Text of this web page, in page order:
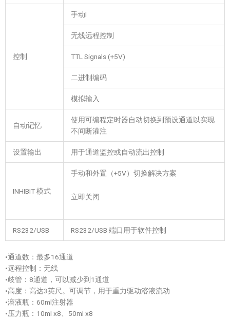
控制
手动l
无线远程控制
TTL Signals (+5V)
二进制编码
模拟输入
自动记忆
使用可编程定时器自动切换到预设通道以实现
不间断灌注
设置输出 用于通道监控或自动流出控制
INHIBIT 模式
手动和外置（+5V）切换解决方案
立即关闭
RS232/USB RS232/USB 端口用于软件控制
•通道数：最多16通道
•远程控制：无线
•歧管：8通道，可以减少到1通道
•高度：高达3英尺。可调节，用于重力驱动溶液流动
•溶液瓶：60ml注射器
•压力瓶：10ml x8、50ml x8